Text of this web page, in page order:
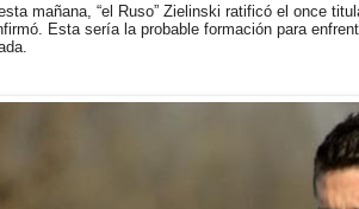
mañana, “el Ruso” Zielinski ratificó el once
Esta sería la probable formación para